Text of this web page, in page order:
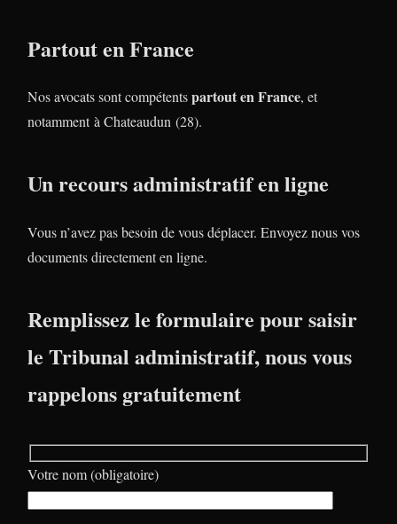
Partout en France
Nos avocats sont compétentspartout en France, et
notamment à Chateaudun (28).
Un recours administratif en ligne
Vous n’avez pas besoin de vous déplacer. Envoyez nous vos
documents directement en ligne.
Remplissez le formulaire pour saisir
le Tribunal administratif, nous vous
rappelons gratuitement
Votre nom (obligatoire)